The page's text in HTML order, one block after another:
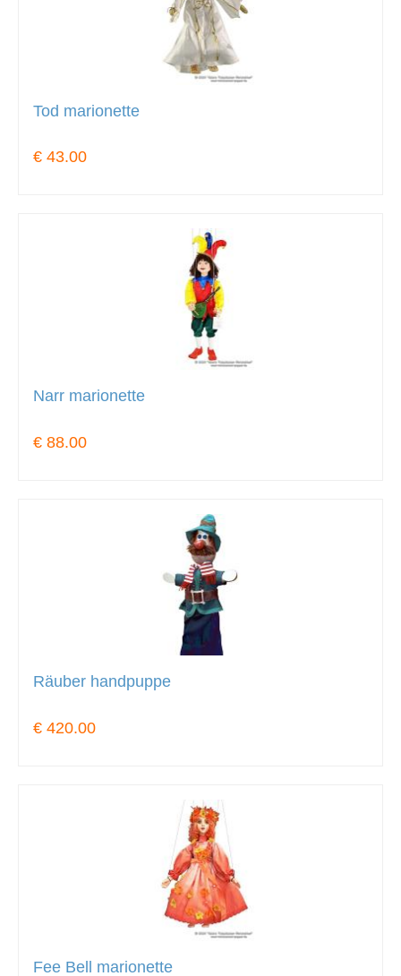
Tod marionette
€ 43.00
Narr marionette
€ 88.00
Räuber handpuppe
€ 420.00
Fee Bell marionette